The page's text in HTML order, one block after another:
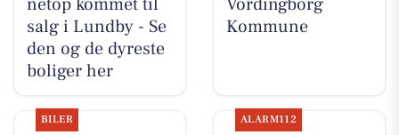
salg i Lundby - Se
den og de dyreste
boliger her
Kommune
BILER ALARM112